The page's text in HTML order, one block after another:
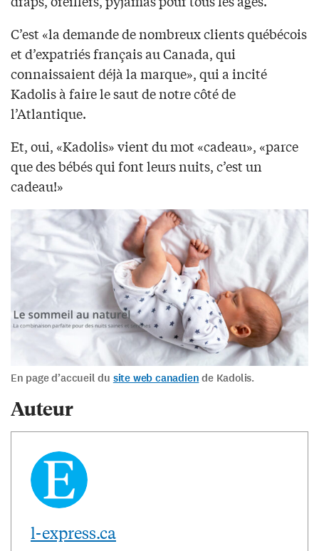
C’est «la demande de nombreux clients québécois
et d’expatriés français au Canada, qui
connaissaient déjà la marque», qui a incité
Kadolis à faire le saut de notre côté de
l’Atlantique.
Et, oui, «Kadolis» vient du mot «cadeau», «parce
que des bébés qui font leurs nuits, c’est un
cadeau!»
En page d’accueil du site web canadien de Kadolis.
Auteur
l-express.ca